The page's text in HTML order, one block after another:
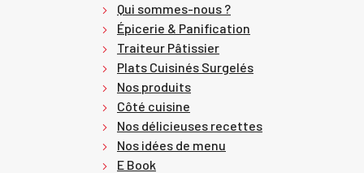
Qui sommes-nous ?
Épicerie & Panification
Traiteur Pâtissier
Plats Cuisinés Surgelés
Nos produits
Côté cuisine
Nos délicieuses recettes
Nos idées de menu
E Book